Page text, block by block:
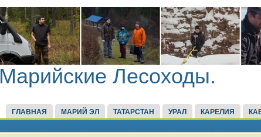
Марийские Лесоходы.
ГЛАВНАЯ МАРИЙ ЭЛ ТАТАРСТАН УРАЛ КАРЕЛИЯ